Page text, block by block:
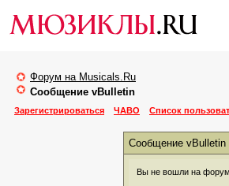
Форум на Musicals.Ru
Сообщение vBulletin
Зарегистрироваться ЧАВО Список
Сообщение vBulletin
Вы не вошли на форум